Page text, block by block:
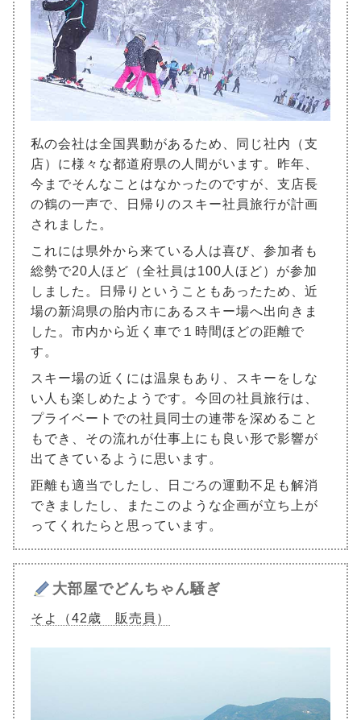
私の会社は全国異動があるため、同じ社内（支
店）に様々な都道府県の人間がいます。昨年、
今までそんなことはなかったのですが、支店長
の鶴の一声で、日帰りのスキー社員旅行が計画
されました。
これには県外から来ている人は喜び、参加者も
総勢で20人ほど（全社員は100人ほど）が参加
しました。日帰りということもあったため、近
場の新潟県の胎内市にあるスキー場へ出向きま
した。市内から近く車で１時間ほどの距離で
す。
スキー場の近くには温泉もあり、スキーをしな
い人も楽しめたようです。今回の社員旅行は、
プライベートでの社員同士の連帯を深めること
もでき、その流れが仕事上にも良い形で影響が
出てきているように思います。
距離も適当でしたし、日ごろの運動不足も解消
できましたし、またこのような企画が立ち上が
ってくれたらと思っています。
大部屋でどんちゃん騒ぎ
そよ（42歳 販売員）